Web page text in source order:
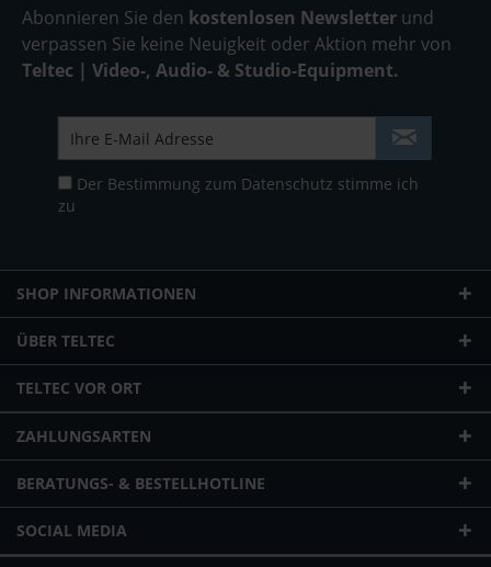
Abonnieren Sie den kostenlosen Newsletter und
verpassen Sie keine Neuigkeit oder Aktion mehr von
Teltec | Video-, Audio- & Studio-Equipment.
Der Bestimmung zum Datenschutz stimme ich
zu
SHOP INFORMATIONEN
ÜBER TELTEC
TELTEC VOR ORT
ZAHLUNGSARTEN
BERATUNGS- & BESTELLHOTLINE
SOCIAL MEDIA